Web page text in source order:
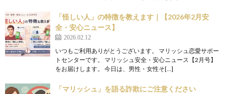
「怪しい人」の特徴を教えます｜【2026年2月安
全・安心ニュース】
2026.02.12
いつもご利用ありがとうございます。 マリッシュ恋愛サポー
トセンターです。 マリッシュ安全・安心ニュース【2月号】
をお届けします。 今日は、男性・女性そ[…]
「マリッシュ」を語る詐欺にご注意ください